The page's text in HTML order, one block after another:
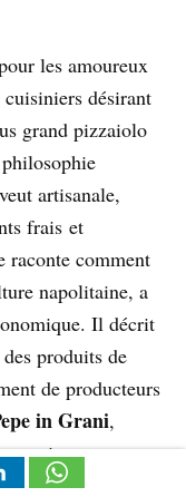
les amoureux
désirant
grand pizzaiolo
artisanale,
frais et
comment
napolitaine, a
Il décrit
produits de
de producteurs
in Grani,
profondément